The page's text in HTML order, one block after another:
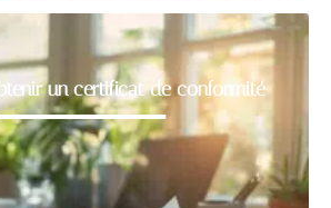
un certificat de conformité